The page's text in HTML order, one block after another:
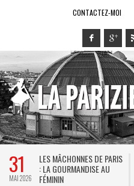
CONTACTEZ-MOI
31
MAI 2026
LES MÂCHONNES DE PARIS
: LA GOURMANDISE AU
FÉMININ